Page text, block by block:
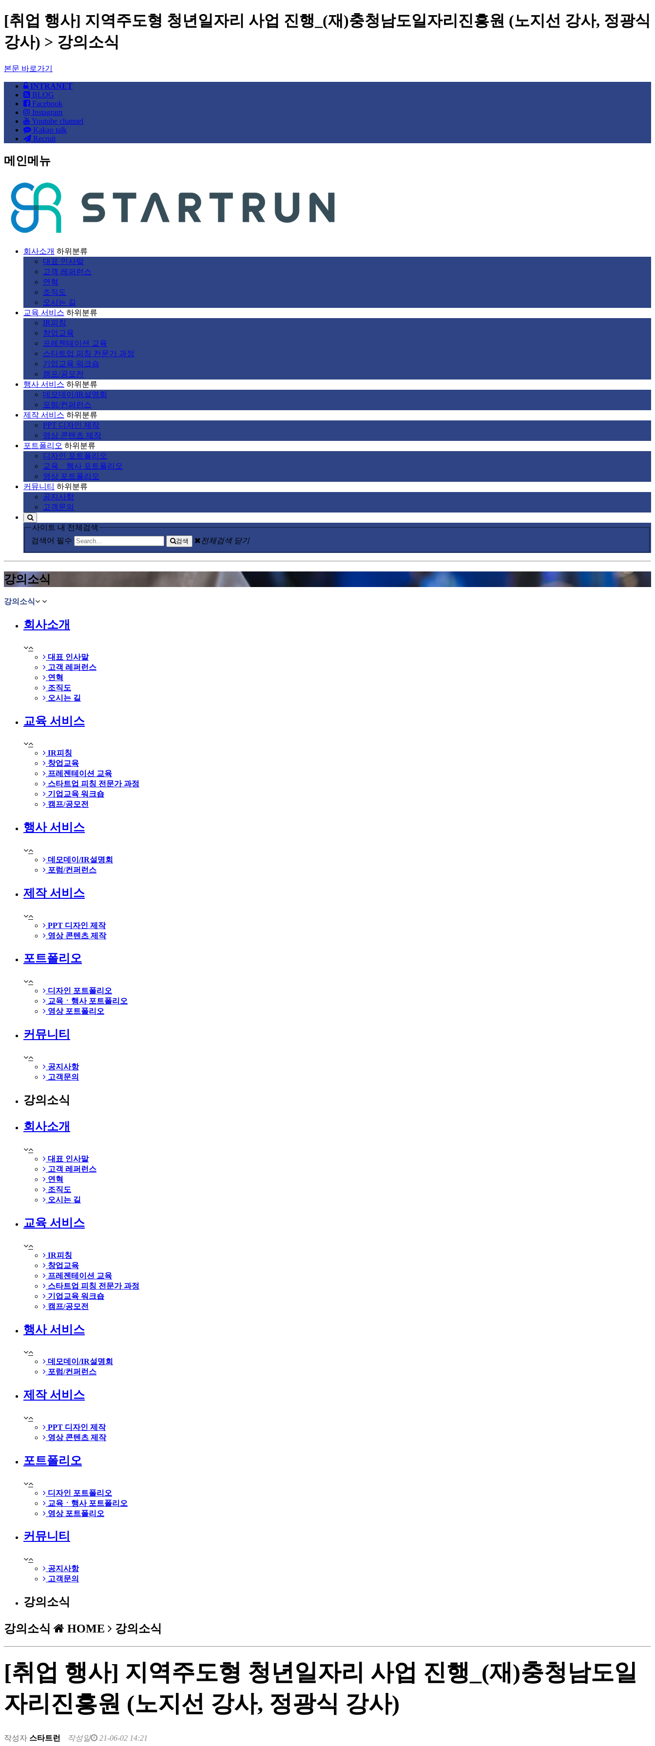
[취업 행사] 지역주도형 청년일자리 사업 진행_(재)충청남도일자리진흥원 (노지선 강사, 정광식
강사) > 강의소식
본문 바로가기
INTRANET
BLOG
Facebook
Instagram
Youtube channel
Kakao talk
Recruit
메인메뉴
회사소개 하위분류
대표 인사말
고객 레퍼런스
연혁
조직도
오시는 길
교육 서비스 하위분류
IR피칭
창업교육
프레젠테이션 교육
스타트업 피칭 전문가 과정
기업교육 워크숍
캠프/공모전
행사 서비스 하위분류
데모데이/IR설명회
포럼/컨퍼런스
제작 서비스 하위분류
PPT 디자인 제작
영상 콘텐츠 제작
포트폴리오 하위분류
디자인 포트폴리오
교육ㆍ행사 포트폴리오
영상 포트폴리오
커뮤니티 하위분류
공지사항
고객문의
사이트 내 전체검색
검색어 필수
검색 전체검색 닫기
강의소식
강의소식
회사소개
대표 인사말
고객 레퍼런스
연혁
조직도
오시는 길
교육 서비스
IR피칭
창업교육
프레젠테이션 교육
스타트업 피칭 전문가 과정
기업교육 워크숍
캠프/공모전
행사 서비스
데모데이/IR설명회
포럼/컨퍼런스
제작 서비스
PPT 디자인 제작
영상 콘텐츠 제작
포트폴리오
디자인 포트폴리오
교육ㆍ행사 포트폴리오
영상 포트폴리오
커뮤니티
공지사항
고객문의
강의소식
회사소개
대표 인사말
고객 레퍼런스
연혁
조직도
오시는 길
교육 서비스
IR피칭
창업교육
프레젠테이션 교육
스타트업 피칭 전문가 과정
기업교육 워크숍
캠프/공모전
행사 서비스
데모데이/IR설명회
포럼/컨퍼런스
제작 서비스
PPT 디자인 제작
영상 콘텐츠 제작
포트폴리오
디자인 포트폴리오
교육ㆍ행사 포트폴리오
영상 포트폴리오
커뮤니티
공지사항
고객문의
강의소식
강의소식 HOME 강의소식
[취업 행사] 지역주도형 청년일자리 사업 진행_(재)충청남도일
자리진흥원 (노지선 강사, 정광식 강사)
작성자 스타트런 작성일 21-06-02 14:21